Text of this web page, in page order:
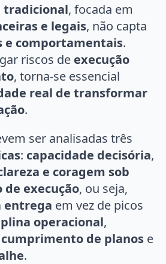
tradicional, focada em
e legais, não capta
e comportamentais.
riscos de execução
, torna-se essencial
real de transformar
.
ser analisadas três
: capacidade decisória,
e coragem sob
execução, ou seja,
entrega em vez de picos
operacional,
cumprimento de planos e
.